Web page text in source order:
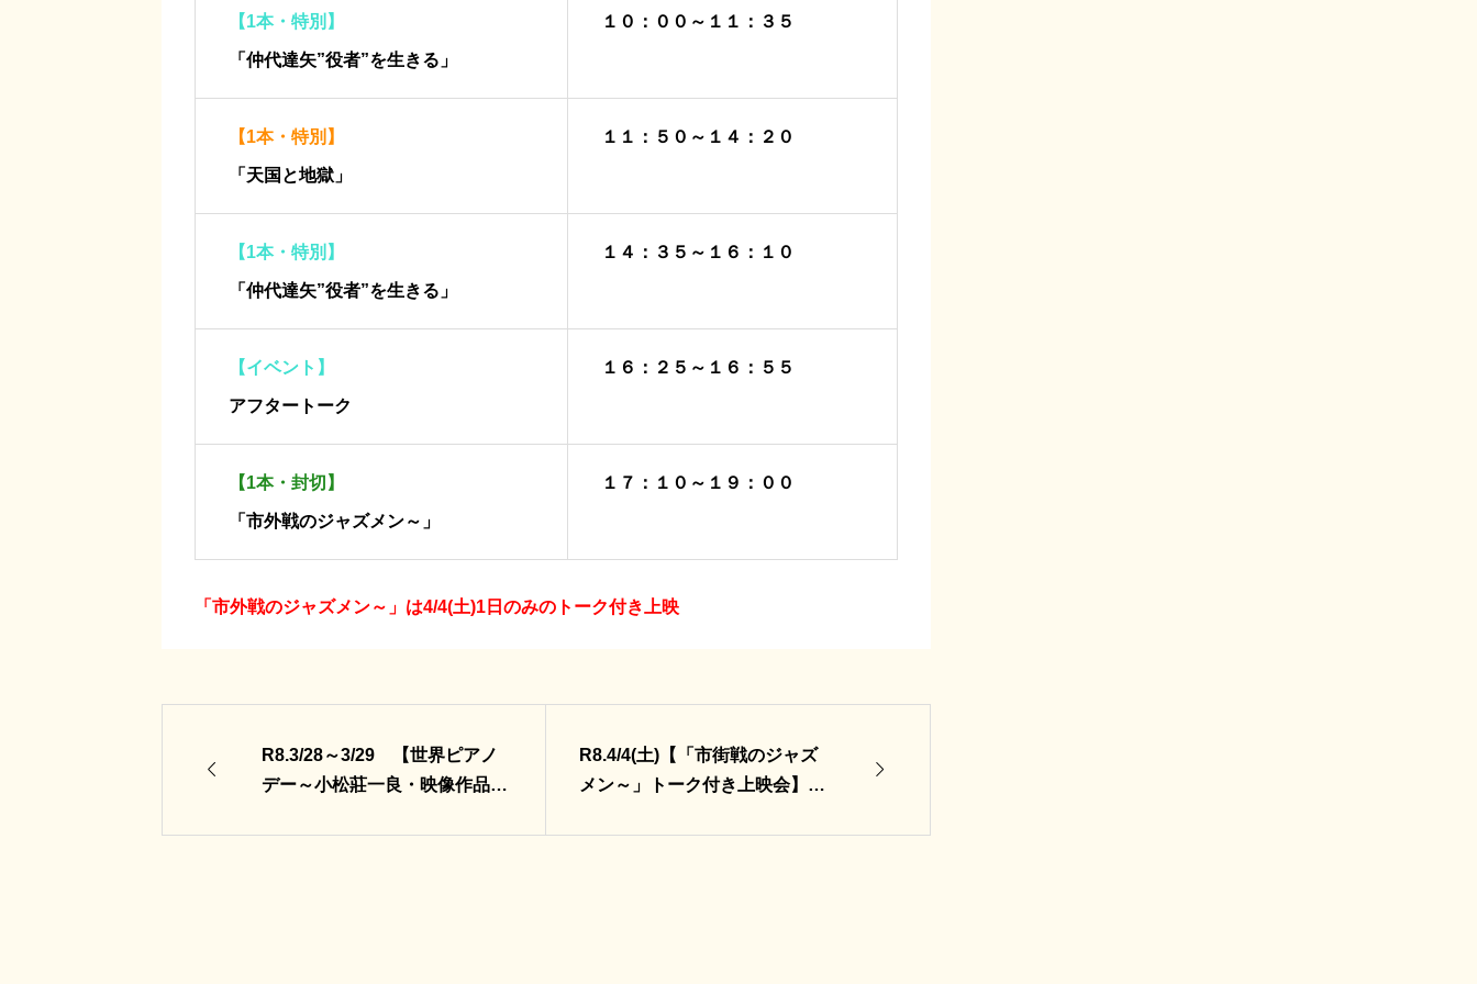
【1本・特別】
「仲代達矢”役者”を生きる」
１０：００～１１：３５
【1本・特別】
「天国と地獄」
１１：５０～１４：２０
【1本・特別】
「仲代達矢”役者”を生きる」
１４：３５～１６：１０
【イベント】
アフタートーク
１６：２５～１６：５５
【1本・封切】
「市外戦のジャズメン～」
１７：１０～１９：００
「市外戦のジャズメン～」は4/4(土)1日のみのトーク付き上映

R8.3/28～3/29 【世界ピアノ
デー～小松莊一良・映像作品一
R8.4/4(土)【「市街戦のジャズ
メン～」トーク付き上映会】ゲ
